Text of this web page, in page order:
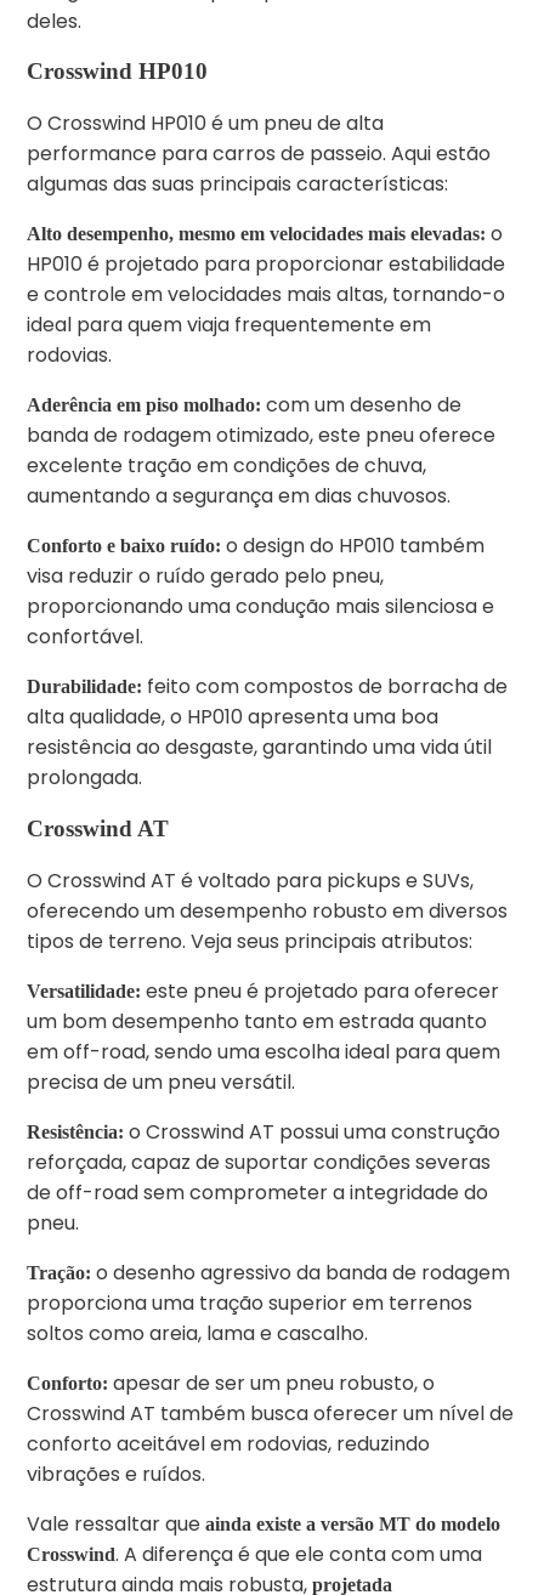
deles.
Crosswind HP010
O Crosswind HP010 é um pneu de alta
performance para carros de passeio. Aqui estão
algumas das suas principais características:
Alto desempenho, mesmo em velocidades mais elevadas: o
HP010 é projetado para proporcionar estabilidade
e controle em velocidades mais altas, tornando-o
ideal para quem viaja frequentemente em
rodovias.
Aderência em piso molhado: com um desenho de
banda de rodagem otimizado, este pneu oferece
excelente tração em condições de chuva,
aumentando a segurança em dias chuvosos.
Conforto e baixo ruído: o design do HP010 também
visa reduzir o ruído gerado pelo pneu,
proporcionando uma condução mais silenciosa e
confortável.
Durabilidade: feito com compostos de borracha de
alta qualidade, o HP010 apresenta uma boa
resistência ao desgaste, garantindo uma vida útil
prolongada.
Crosswind AT
O Crosswind AT é voltado para pickups e SUVs,
oferecendo um desempenho robusto em diversos
tipos de terreno. Veja seus principais atributos:
Versatilidade: este pneu é projetado para oferecer
um bom desempenho tanto em estrada quanto
em off-road, sendo uma escolha ideal para quem
precisa de um pneu versátil.
Resistência: o Crosswind AT possui uma construção
reforçada, capaz de suportar condições severas
de off-road sem comprometer a integridade do
pneu.
Tração: o desenho agressivo da banda de rodagem
proporciona uma tração superior em terrenos
soltos como areia, lama e cascalho.
Conforto: apesar de ser um pneu robusto, o
Crosswind AT também busca oferecer um nível de
conforto aceitável em rodovias, reduzindo
vibrações e ruídos.
Vale ressaltar queainda existe a versão MT do modelo
Crosswind. A diferença é que ele conta com uma
estrutura ainda mais robusta,projetada